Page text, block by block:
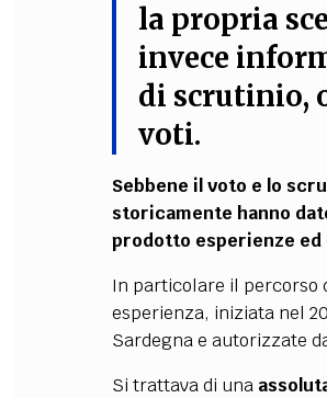
la propria
invece
di scrutinio,
voti.
Sebbene il voto e lo
storicamente hanno
prodotto esperienze
In particolare il percorso
esperienza, iniziata nel
Sardegna e autorizzate
Si trattava di una